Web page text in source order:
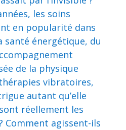
les soins
en popularité dans
santé énergétique, du
de la physique
vibratoires,
autant qu’elle
réellement les
Comment agissent-ils